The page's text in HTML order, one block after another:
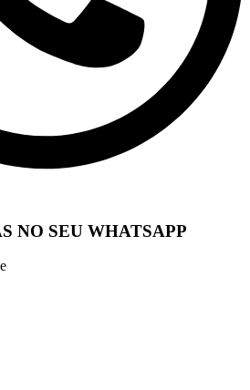
NO SEU WHATSAPP